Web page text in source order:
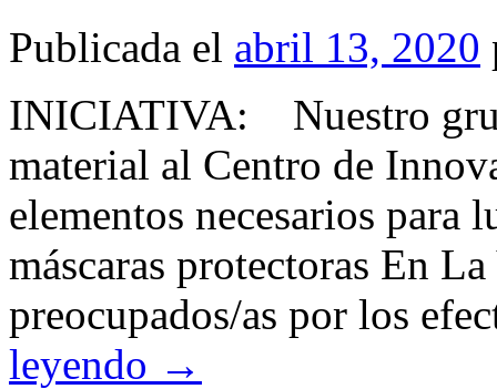
Publicada el abril 13, 2020
INICIATIVA: Nuestro
material al Centro de
elementos necesarios
máscaras protectoras En
preocupados/as por los
leyendo →